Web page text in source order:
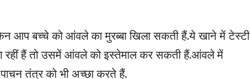
आप बच्चे को आंवले का मुरब्बा खिला सकती हैं.ये खाने में टेस्टी
रहीं हैं तो उसमें आंवले को इस्तेमाल कर सकती हैं.आंवले में
तंत्र को भी अच्छा करते हैं.